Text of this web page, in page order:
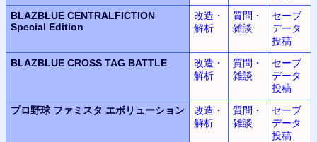
BLAZBLUE CENTRALFICTION
Special Edition
改造・
解析
質問・
雑談
セーブ
データ
投稿
BLAZBLUE CROSS TAG BATTLE
改造・
解析
質問・
雑談
セーブ
データ
投稿
プロ野球 ファミスタ エボリューション
改造・
解析
質問・
雑談
セーブ
データ
投稿